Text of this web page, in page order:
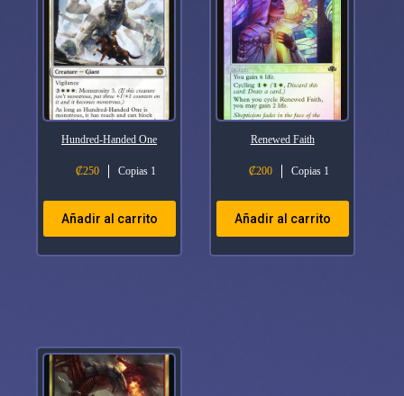
Hundred-Handed One
₡250 Copias 1
Añadir al carrito
Renewed Faith
₡200 Copias 1
Añadir al carrito